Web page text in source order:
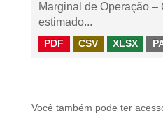
Marginal de Operação –
estimado...
PDF CSV XLSX
Você também pode ter